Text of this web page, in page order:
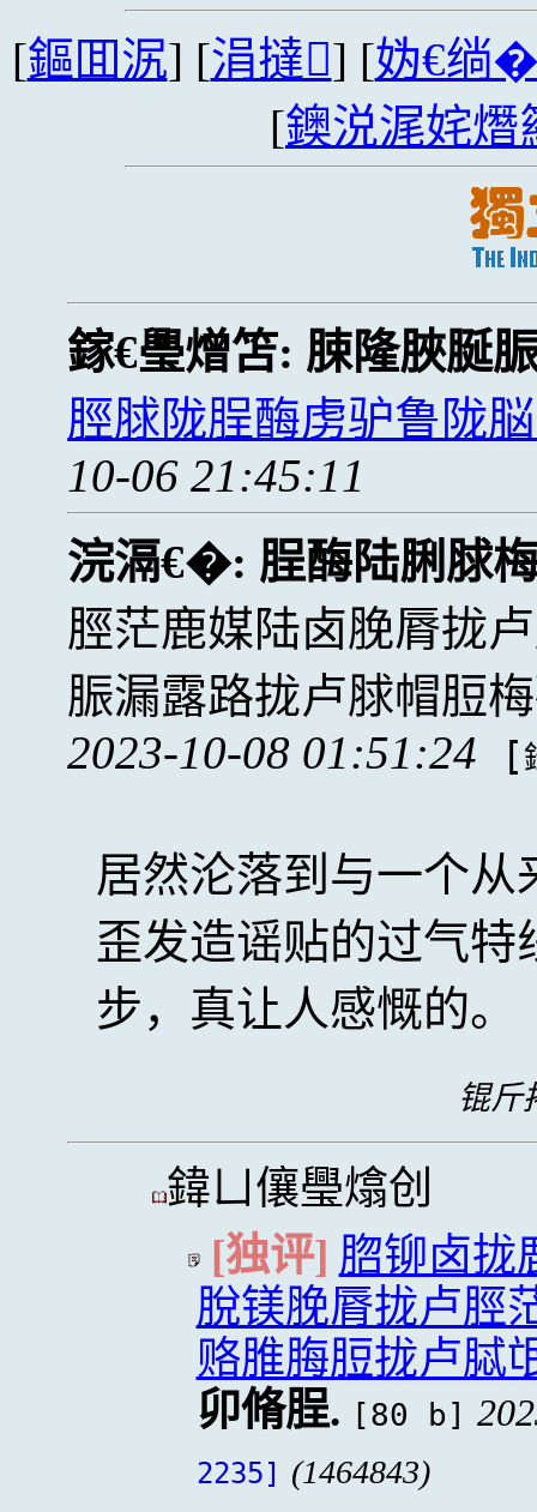
[鏂囬泦] [涓撻] [妫€绱
[鐭涚浘姹熸
鎵€璺熷笘: 脨隆脥脠
脛脙陇脭酶虏驴鲁陇
10-06 21:45:11
浣滆€�: 脭酶陆脷脙
脛茫鹿媒陆卤脕脣拢
脤漏露路拢卢脙帽脰
2023-10-08 01:51:24
[
居然沦落到与一个
歪发造谣贴的过气
步，真让人感慨的。
锟斤
鍏ㄩ儴璺熻创
[独评] 脗铆卤拢
脫镁脕脣拢卢脛
赂脽脢脰拢卢脦
卯脩脭. [80 b]
2235] (1464843)